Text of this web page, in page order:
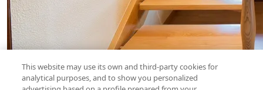
This website may use its own and third-party cookies for
analytical purposes, and to show you personalized